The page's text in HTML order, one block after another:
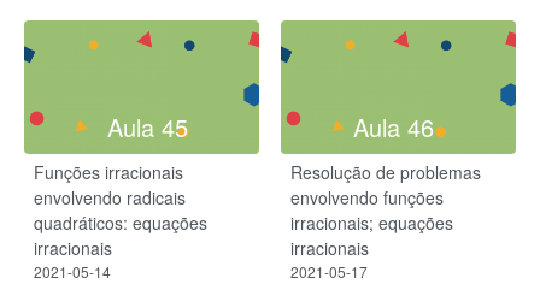
Aula 45
Funções irracionais
envolvendo radicais
quadráticos: equações
irracionais
2021-05-14
Aula 46
Resolução de problemas
envolvendo funções
irracionais; equações
irracionais
2021-05-17